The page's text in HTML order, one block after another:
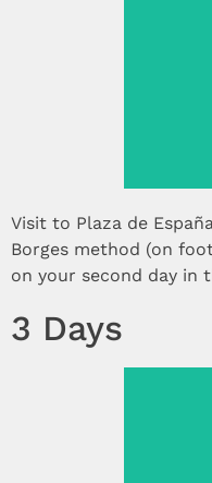
Visit to Plaza de
Borges method (on
on your second day in
3 Days